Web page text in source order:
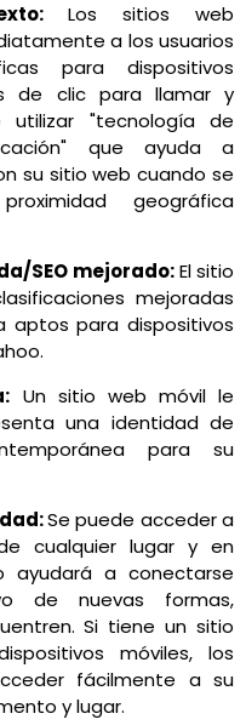
Los sitios web
a los usuarios
para dispositivos
de clic para llamar y
utilizar "tecnología de
que ayuda a
su sitio web cuando se
geográfica
SEO mejorado:El sitio
mejoradas
aptos para dispositivos
Un sitio web móvil le
una identidad de
para su
Se puede acceder a
cualquier lugar y en
ayudará a conectarse
de nuevas formas,
Si tiene un sitio
móviles, los
fácilmente a su
y lugar.